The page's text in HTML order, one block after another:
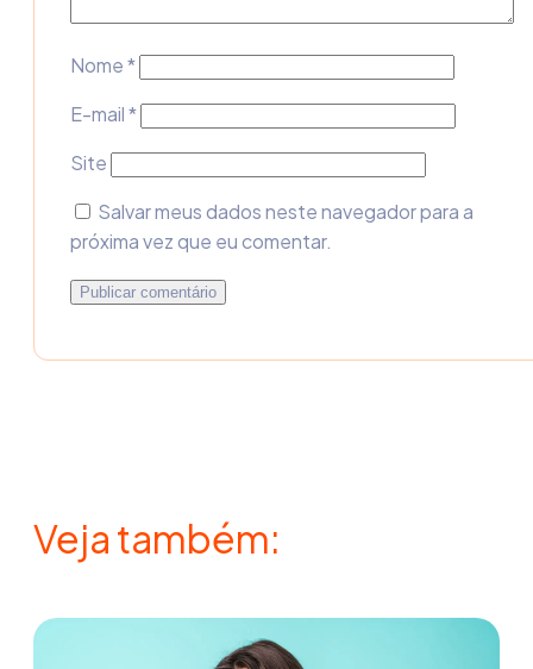
Nome*
E-mail*
Site
Salvar meus dados neste navegador para a
próxima vez que eu comentar.
Veja também: